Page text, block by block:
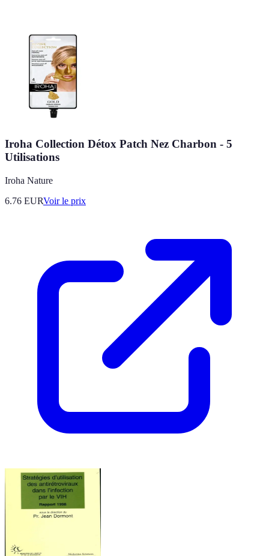
Iroha Collection Détox Patch Nez Charbon - 5
Utilisations
Iroha Nature
6.76 EURVoir le prix